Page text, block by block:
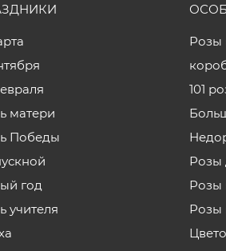
матери
Победы
год
учителя
Розы
101
Розы
Розы
Розы